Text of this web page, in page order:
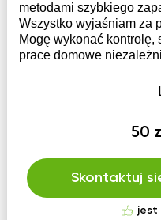
metodami szybkiego
Wszystko wyjaśniam za
Mogę wykonać kontrolę,
prace domowe
50
Skontaktuj
jest